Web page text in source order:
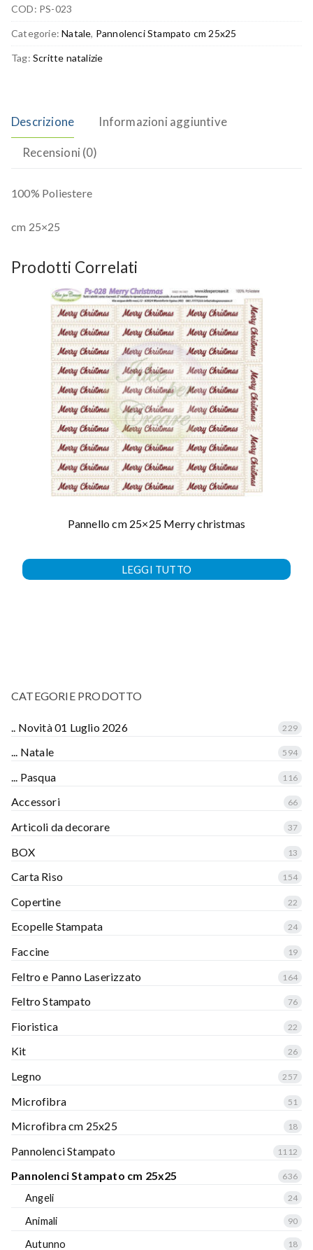
COD: PS-023
Categorie:Natale, Pannolenci Stampato cm 25x25
Tag: Scritte natalizie
Descrizione Informazioni aggiuntive
Recensioni (0)
100% Poliestere
cm 25×25
Prodotti Correlati
Pannello cm 25×25 Merry christmas
LEGGI TUTTO
CATEGORIE PRODOTTO
.. Novità 01 Luglio 2026 229
... Natale 594
... Pasqua 116
Accessori 66
Articoli da decorare 37
BOX 13
Carta Riso 154
Copertine 22
Ecopelle Stampata 24
Faccine 19
Feltro e Panno Laserizzato 164
Feltro Stampato 76
Fioristica 22
Kit 26
Legno 257
Microfibra 51
Microfibra cm 25x25 18
Pannolenci Stampato 1112
Pannolenci Stampato cm 25x25 636
Angeli 24
Animali 90
Autunno 18